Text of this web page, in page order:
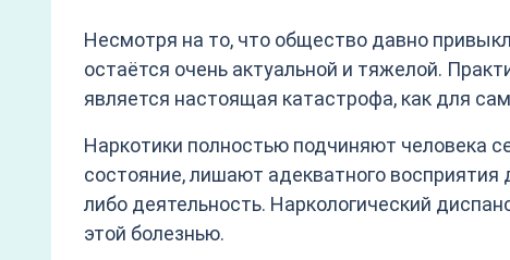
Несмотря на то, что общество давно
остаётся очень актуальной и тяжелой.
является настоящая катастрофа, как для
Наркотики полностью подчиняют человека
состояние, лишают адекватного
либо деятельность. Наркологический
этой болезнью.